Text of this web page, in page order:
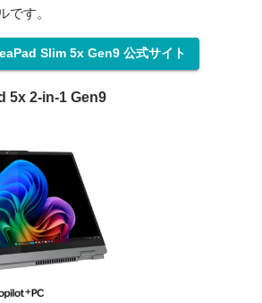
です。
Slim 5x Gen9 公式サイト
5x 2-in-1 Gen9